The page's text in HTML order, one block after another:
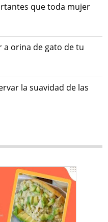
que toda mujer
a orina de gato de tu
la suavidad de las